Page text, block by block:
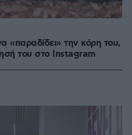
«παραδίδει» την κόρη του,
του στο Instagram